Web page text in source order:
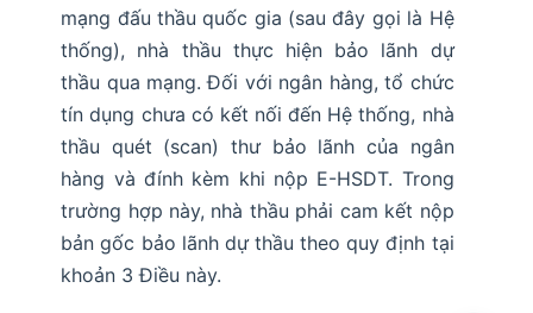
mạng đấu thầu quốc gia (sau đây gọi là Hệ
thống), nhà thầu thực hiện bảo lãnh dự
thầu qua mạng. Đối với ngân hàng, tổ chức
tín dụng chưa có kết nối đến Hệ thống, nhà
thầu quét (scan) thư bảo lãnh của ngân
hàng và đính kèm khi nộp E-HSDT. Trong
trường hợp này, nhà thầu phải cam kết nộp
bản gốc bảo lãnh dự thầu theo quy định tại
khoản 3 Điều này.